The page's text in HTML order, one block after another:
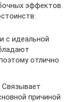
эффектов.
с идеальной
отлично
причиной